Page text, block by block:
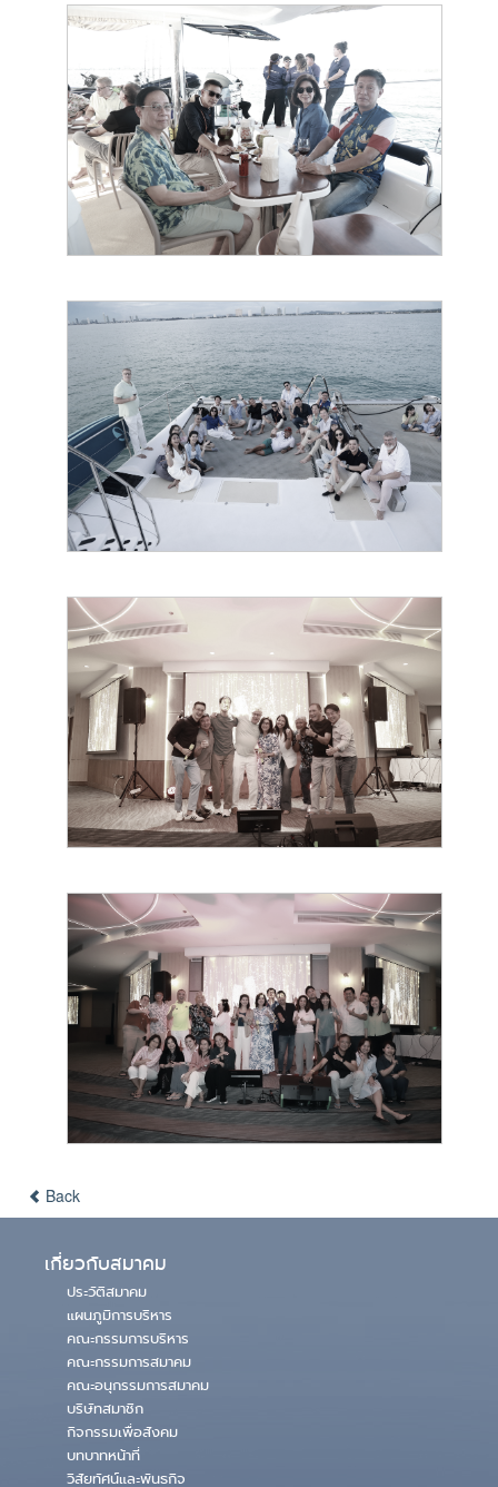
Back
เกี่ยวกับสมาคม
ประวัติสมาคม
แผนภูมิการบริหาร
คณะกรรมการบริหาร
คณะกรรมการสมาคม
คณะอนุกรรมการสมาคม
บริษัทสมาชิก
กิจกรรมเพื่อสังคม
บทบาทหน้าที่
วิสัยทัศน์และพันธกิจ